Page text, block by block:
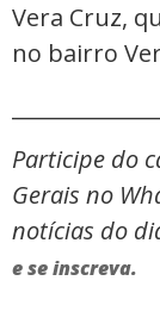
Vera Cruz,
no bairro
Participe do
Gerais no
notícias do
e se inscreva.